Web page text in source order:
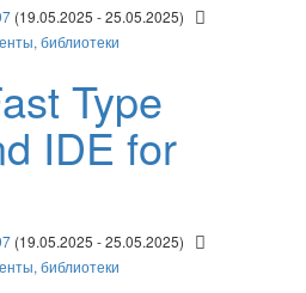
(19.05.2025 - 25.05.2025)
библиотеки
Type
IDE for
(19.05.2025 - 25.05.2025)
библиотеки